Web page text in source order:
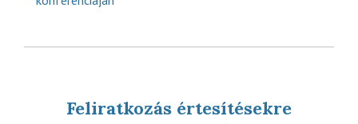
Feliratkozás értesítésekre